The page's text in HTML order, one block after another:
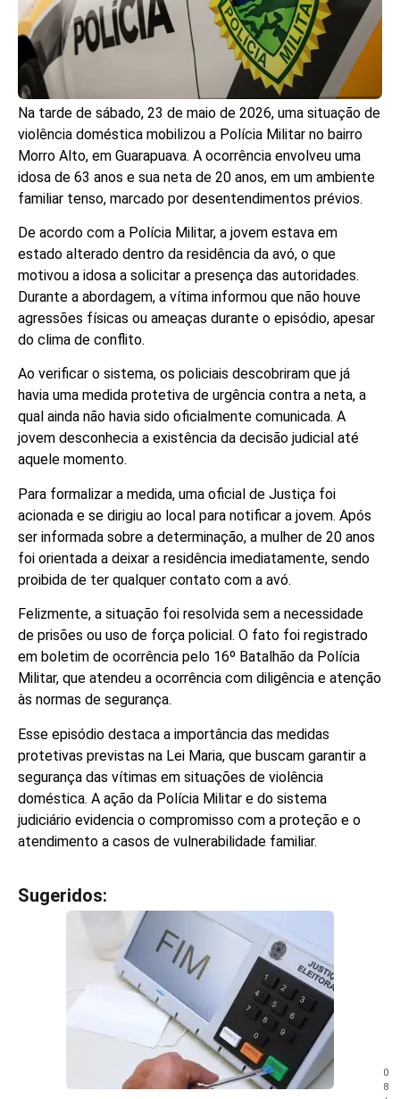
Na tarde de sábado, 23 de maio de 2026, uma situação de
violência doméstica mobilizou a Polícia Militar no bairro
Morro Alto, em Guarapuava. A ocorrência envolveu uma
idosa de 63 anos e sua neta de 20 anos, em um ambiente
familiar tenso, marcado por desentendimentos prévios.
De acordo com a Polícia Militar, a jovem estava em
estado alterado dentro da residência da avó, o que
motivou a idosa a solicitar a presença das autoridades.
Durante a abordagem, a vítima informou que não houve
agressões físicas ou ameaças durante o episódio, apesar
do clima de conflito.
Ao verificar o sistema, os policiais descobriram que já
havia uma medida protetiva de urgência contra a neta, a
qual ainda não havia sido oficialmente comunicada. A
jovem desconhecia a existência da decisão judicial até
aquele momento.
Para formalizar a medida, uma oficial de Justiça foi
acionada e se dirigiu ao local para notificar a jovem. Após
ser informada sobre a determinação, a mulher de 20 anos
foi orientada a deixar a residência imediatamente, sendo
proibida de ter qualquer contato com a avó.
Felizmente, a situação foi resolvida sem a necessidade
de prisões ou uso de força policial. O fato foi registrado
em boletim de ocorrência pelo 16º Batalhão da Polícia
Militar, que atendeu a ocorrência com diligência e atenção
às normas de segurança.
Esse episódio destaca a importância das medidas
protetivas previstas na Lei Maria, que buscam garantir a
segurança das vítimas em situações de violência
doméstica. A ação da Polícia Militar e do sistema
judiciário evidencia o compromisso com a proteção e o
atendimento a casos de vulnerabilidade familiar.
Sugeridos:
0
8